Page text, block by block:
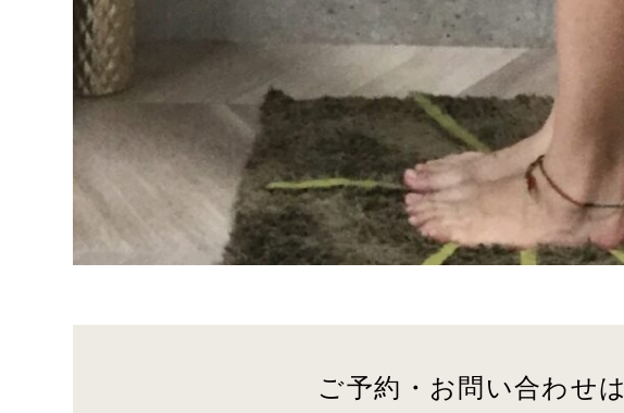
ご予約・お問い合わせは